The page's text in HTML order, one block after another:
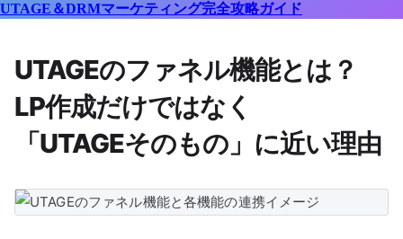
UTAGE＆DRMマーケティング完全攻略ガイド
UTAGEのファネル機能とは？
LP作成だけではなく
「UTAGEそのもの」に近い理由